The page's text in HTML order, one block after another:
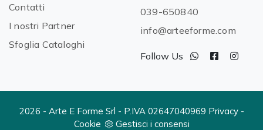
Contatti
I nostri Partner
Sfoglia Cataloghi
039-650840
info@arteeforme.com
Follow Us
2026 - Arte E Forme Srl - P.IVA 02647040969 Privacy-
Cookie
Gestisci i consensi